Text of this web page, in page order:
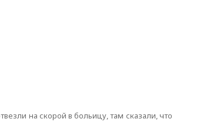
на скорой в больицу, там сказали, что